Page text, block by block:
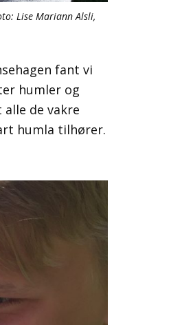
Lise Mariann Alsli,
fant vi
humler og
de vakre
humla tilhører.